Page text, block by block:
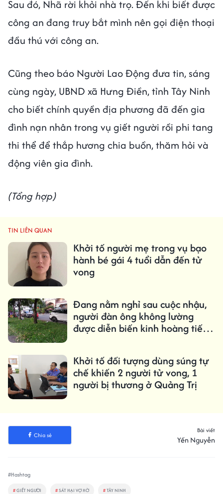
Sau đó, Nhã rời khỏi nhà trọ. Đến khi biết được
công an đang truy bắt mình nên gọi điện thoại
đầu thú với công an.
Cũng theo báo Người Lao Động đưa tin, sáng
cùng ngày, UBND xã Hưng Điền, tỉnh Tây Ninh
cho biết chính quyền địa phương đã đến gia
đình nạn nhân trong vụ giết người rồi phi tang
thi thể để thắp hương chia buồn, thăm hỏi và
động viên gia đình.
(Tổng hợp)
TIN LIÊN QUAN
Khởi tố người mẹ trong vụ bạo
hành bé gái 4 tuổi dẫn đến tử
vong
Đang nằm nghỉ sau cuộc nhậu,
người đàn ông không lường
được diễn biến kinh hoàng tiếp
Khởi tố đối tượng dùng súng tự
chế khiến 2 người tử vong, 1
người bị thương ở Quảng Trị
Chia sẻ
Bài viết
Yến Nguyễn
#Hashtag
#GIẾT NGƯỜI #SÁT HẠI VỢ HỜ #TÂY NINH